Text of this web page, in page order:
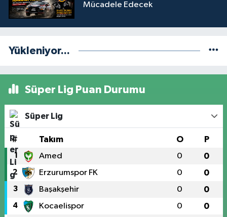
Mücadele Edecek
Yükleniyor...
Süper Lig Puan Durumu
Süper Lig
# Takım O P
1 Amed 0 0
2 Erzurumspor FK 0 0
3 Başakşehir 0 0
4 Kocaelispor 0 0